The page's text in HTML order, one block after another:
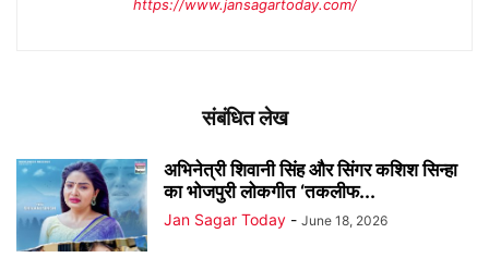
https://www.jansagartoday.com/
संबंधित लेख
अभिनेत्री शिवानी सिंह और सिंगर कशिश सिन्हा
का भोजपुरी लोकगीत ‘तकलीफ...
Jan Sagar Today - June 18, 2026